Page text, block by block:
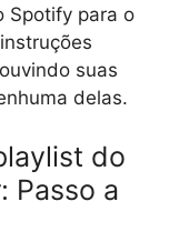
Spotify para o
suas
delas.
do
Passo a